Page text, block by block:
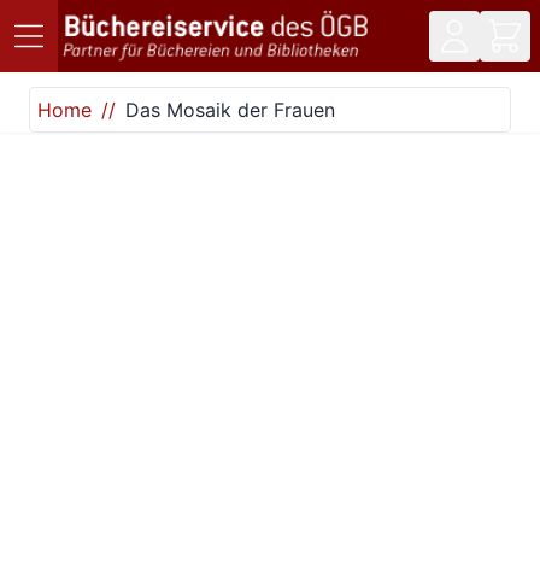
Direkt zum Inhalt
Home
Das Mosaik der Frauen